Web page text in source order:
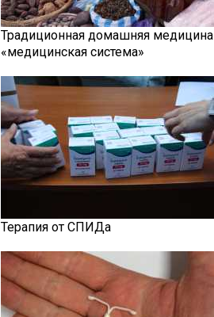
Традиционная домашняя медицина
«медицинская система»
Терапия от СПИДа